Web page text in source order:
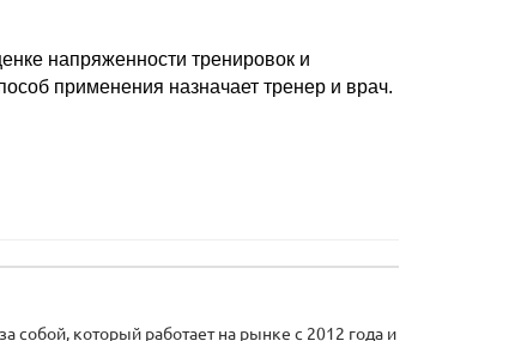
напряженности тренировок и
применения назначает тренер и врач.
собой, который работает на рынке с 2012 года и